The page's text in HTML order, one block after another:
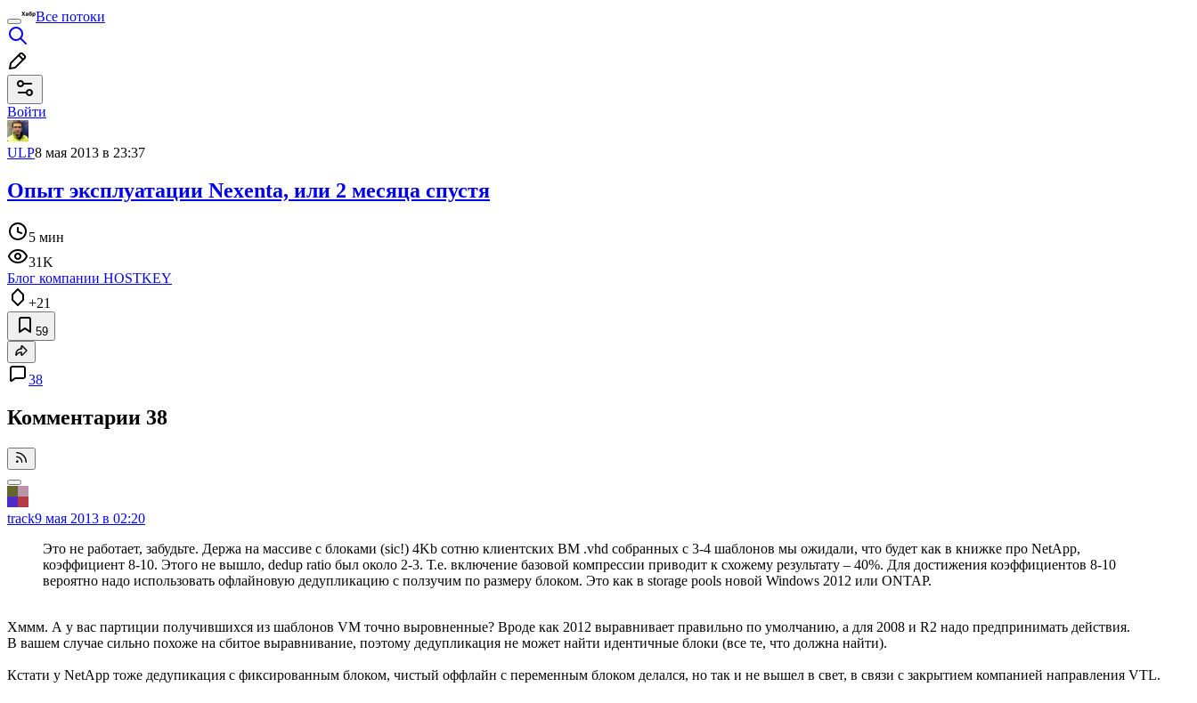
Все потоки
Войти
ULP8 мая 2013 в 23:37
Опыт эксплуатации Nexenta, или 2 месяца спустя
5 мин
31K
Блог компании HOSTKEY
+21
59
38
Комментарии 38
track9 мая 2013 в 02:20
Это не работает, забудьте. Держа на массиве с блоками (sic!) 4Kb сотню клиентских ВМ .vhd собранных с 3-4 шаблонов мы ожидали, что будет как в книжке про NetApp,
коэффициент 8-10. Этого не вышло, dedup ratio был около 2-3. Т.е. включение базовой компрессии приводит к схожему результату – 40%. Для достижения коэффициентов 8-10
вероятно надо использовать офлайновую дедупликацию с ползучим по размеру блоком. Это как в storage pools новой Windows 2012 или ONTAP.
Хммм. А у вас партиции получившихся из шаблонов VM точно выровненные? Вроде как 2012 выравнивает правильно по умолчанию, а для 2008 и R2 надо предпринимать действия.
В вашем случае сильно похоже на сбитое выравнивание, поэтому дедупликация не может найти идентичные блоки (все те, что должна найти).
Кстати у NetApp тоже дедупикация с фиксированным блоком, чистый оффлайн с переменным блоком делался, но так и не вышел в свет, в связи с закрытием компанией направления VTL.